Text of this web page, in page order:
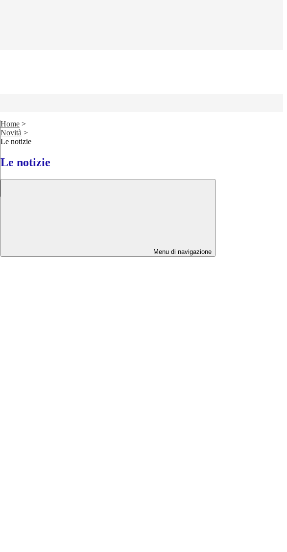
Home >
Novità >
Le notizie
Le notizie
Menu di navigazione